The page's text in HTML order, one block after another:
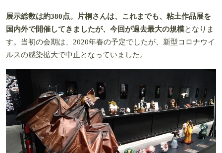
展示総数は約380点。片桐さんは、これまでも、粘土作品展を
国内外で開催してきましたが、今回が過去最大の規模となりま
す。当初の会期は、2020年春の予定でしたが、新型コロナウイ
ルスの感染拡大で中止となっていました。